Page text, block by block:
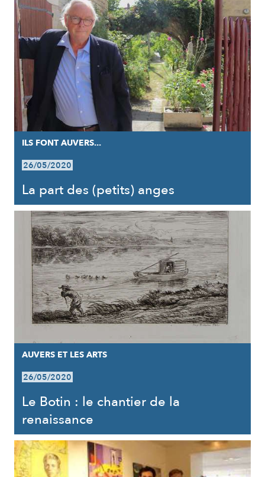
ILS FONT AUVERS...
26/05/2020
La part des (petits) anges
AUVERS ET LES ARTS
26/05/2020
Le Botin : le chantier de la
renaissance